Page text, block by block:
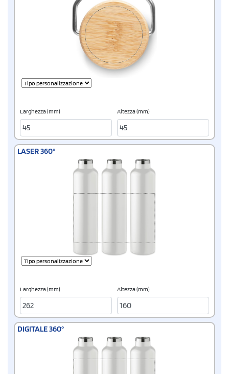
Larghezza (mm) Altezza (mm)
LASER 360°
Larghezza (mm) Altezza (mm)
DIGITALE 360°